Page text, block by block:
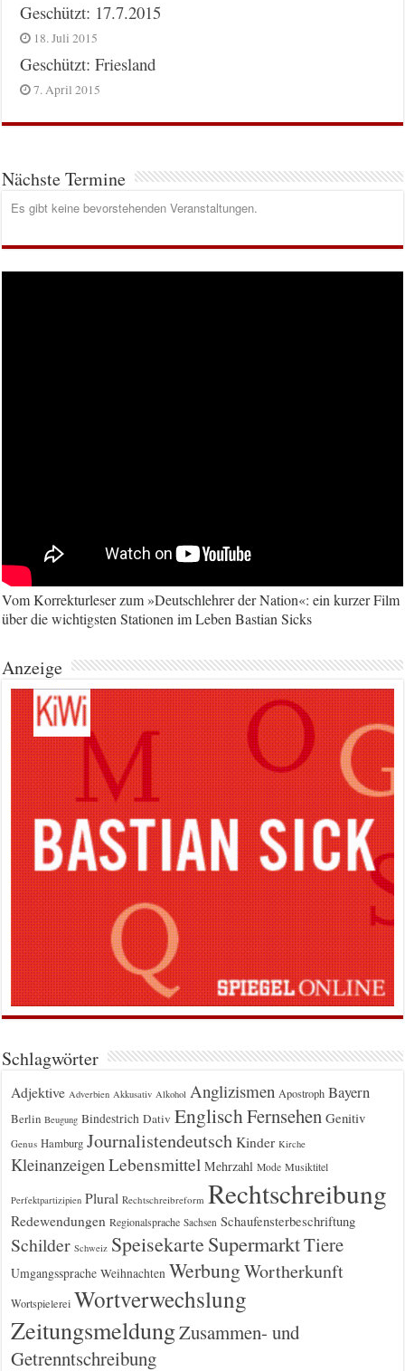
Geschützt: 17.7.2015
18. Juli 2015
Geschützt: Friesland
7. April 2015
Nächste Termine
Es gibt keine bevorstehenden Veranstaltungen.
Vom Korrekturleser zum »Deutschlehrer der Nation«: ein kurzer Film
über die wichtigsten Stationen im Leben Bastian Sicks
Anzeige
Schlagwörter
Adjektive Adverbien Akkusativ Alkohol Anglizismen Apostroph Bayern
Berlin Beugung Bindestrich Dativ EnglischFernsehen Genitiv
Genus Hamburg Journalistendeutsch Kinder Kirche
Kleinanzeigen Lebensmittel Mehrzahl Mode Musiktitel
Perfektpartizipien Plural Rechtschreibreform Rechtschreibung
Redewendungen Regionalsprache Sachsen Schaufensterbeschriftung
Schilder Schweiz Speisekarte SupermarktTiere
Umgangssprache Weihnachten WerbungWortherkunft
Wortspielerei Wortverwechslung
ZeitungsmeldungZusammen- und
Getrenntschreibung